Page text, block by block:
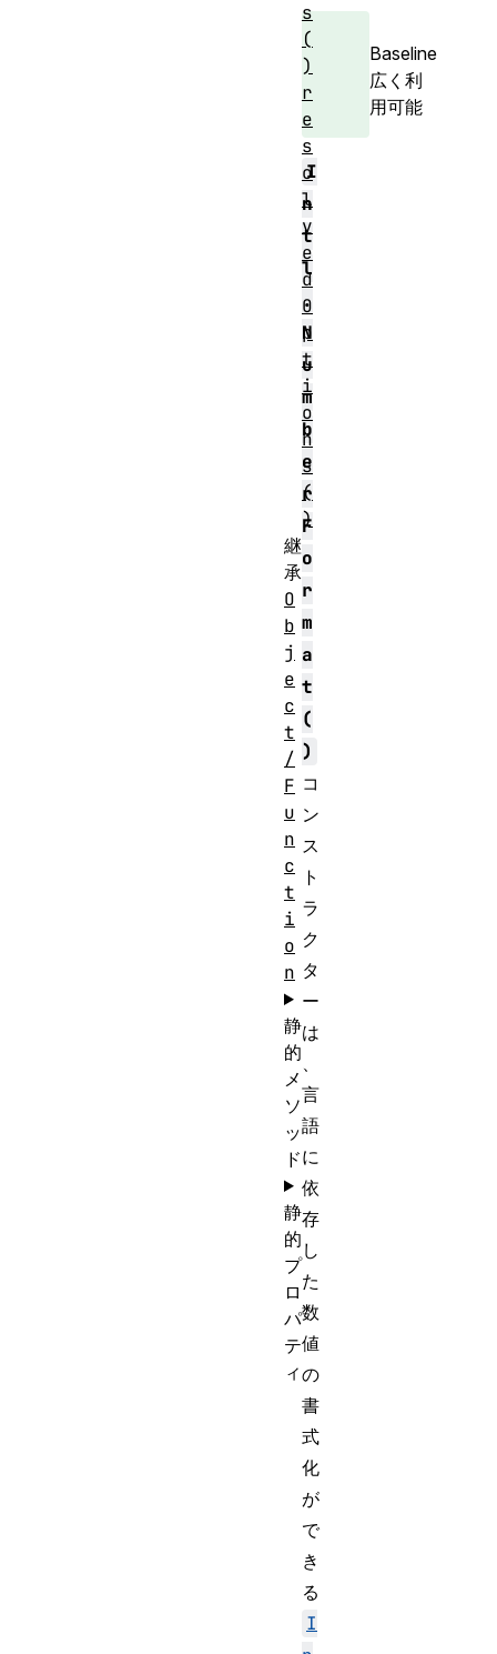
Baseline
広く利
用可能
I
n
t
l
.
N
u
m
b
e
r
F
o
r
m
a
t
(
)
コ
ン
ス
ト
ラ
ク
タ
ー
は
、
言
語
に
依
存
し
た
数
値
の
書
式
化
が
で
き
る
I
s
(
)
r
e
s
o
l
v
e
d
O
p
t
i
o
n
s
(
)
継
承
O
b
j
e
c
t
/
F
u
n
c
t
i
o
n
静
的
メ
ソ
ッ
ド
静
的
プ
ロ
パ
テ
ィ